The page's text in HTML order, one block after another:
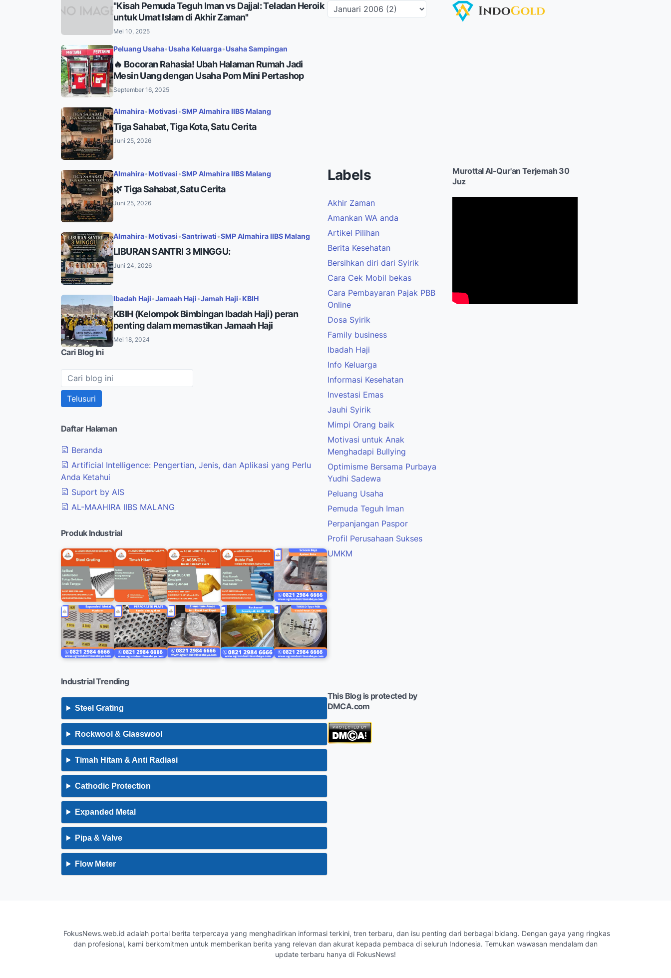
"Kisah Pemuda Teguh Iman vs Dajjal: Teladan Heroik
untuk Umat Islam di Akhir Zaman"
Mei 10, 2025
Peluang Usaha•Usaha Keluarga•Usaha Sampingan
🔥 Bocoran Rahasia! Ubah Halaman Rumah Jadi
Mesin Uang dengan Usaha Pom Mini Pertashop
September 16, 2025
Almahira•Motivasi•SMP Almahira IIBS Malang
Tiga Sahabat, Tiga Kota, Satu Cerita
Juni 25, 2026
Almahira•Motivasi•SMP Almahira IIBS Malang
🌿 Tiga Sahabat, Satu Cerita
Juni 25, 2026
Almahira•Motivasi•Santriwati•SMP Almahira IIBS Malang
LIBURAN SANTRI 3 MINGGU:
Juni 24, 2026
Ibadah Haji•Jamaah Haji•Jamah Haji•KBIH
KBIH (Kelompok Bimbingan Ibadah Haji) peran
penting dalam memastikan Jamaah Haji
Mei 18, 2024
Cari Blog Ini
Daftar Halaman
Beranda
Artificial Intelligence: Pengertian, Jenis, dan Aplikasi yang Perlu
Anda Ketahui
Suport by AIS
AL-MAAHIRA IIBS MALANG
Produk Industrial
Industrial Trending
Steel Grating
Rockwool & Glasswool
Timah Hitam & Anti Radiasi
Cathodic Protection
Expanded Metal
Pipa & Valve
Flow Meter
Labels
Akhir Zaman
Amankan WA anda
Artikel Pilihan
Berita Kesehatan
Bersihkan diri dari Syirik
Cara Cek Mobil bekas
Cara Pembayaran Pajak PBB
Online
Dosa Syirik
Family business
Ibadah Haji
Info Keluarga
Informasi Kesehatan
Investasi Emas
Jauhi Syirik
Mimpi Orang baik
Motivasi untuk Anak
Menghadapi Bullying
Optimisme Bersama Purbaya
Yudhi Sadewa
Peluang Usaha
Pemuda Teguh Iman
Perpanjangan Paspor
Profil Perusahaan Sukses
UMKM
Murottal Al-Qur'an Terjemah 30
Juz
This Blog is protected by
DMCA.com
FokusNews.web.id adalah portal berita terpercaya yang menghadirkan informasi terkini, tren terbaru, dan isu penting dari berbagai bidang. Dengan gaya yang ringkas
dan profesional, kami berkomitmen untuk memberikan berita yang relevan dan akurat kepada pembaca di seluruh Indonesia. Temukan wawasan mendalam dan
update terbaru hanya di FokusNews!